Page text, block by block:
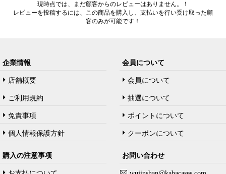
現時点では、まだ顧客からのレビューはありません。！
レビューを投稿するには、この商品を購入し、支払いを行い受け取った顧
客のみが可能です！
企業情報
店舗概要
ご利用規約
免責事項
個人情報保護方針
会員について
会員について
抽選について
ポイントについて
クーポンについて
購入の注意事项 お問い合わせ